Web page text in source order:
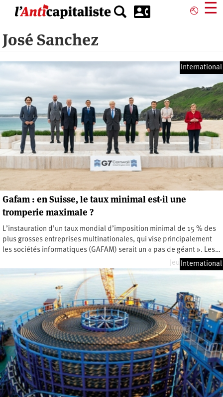
principal
⎋ ☰
José Sanchez
International
Gafam : en Suisse, le taux minimal est-il une
tromperie maximale ?
L’instauration d’un taux mondial d’imposition minimal de 15 % des
plus grosses entreprises multinationales, qui vise principalement
les sociétés informatiques (GAFAM) serait un « pas de géant ». Les…
Jeudi 4 mai 2023
International